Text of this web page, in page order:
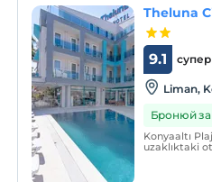
Theluna
супер
9.1
Liman,
Бронюй
Konyaaltı
uzaklıktaki